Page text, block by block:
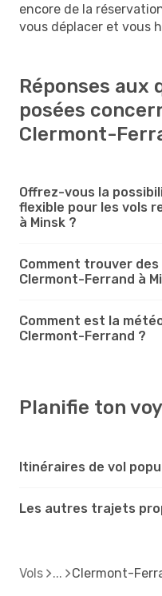
encore de la
vous déplacer et vous
Réponses aux
posées
Clermont-
Offrez-vous la
flexible pour les vols
à Minsk ?
Comment trouver des
Clermont-Ferrand à
Comment est la
Clermont-Ferrand ?
Planifie ton
Itinéraires de vol
Les autres trajets
Vols Clermont-